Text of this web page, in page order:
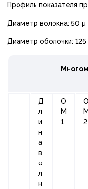
Профиль показателя
Диаметр волокна: 50 μ
Диаметр оболочки: 125
Д
л
и
н
а
в
о
л
н
О
М
1
О
М
2